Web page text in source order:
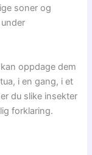
soner og
oppdage dem
i en gang, i et
du slike insekter
forklaring.